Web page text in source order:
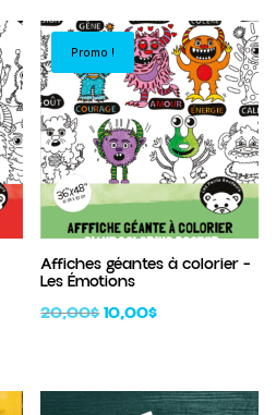
Promo !
Affiches géantes à colorier –
Les Émotions
20,00$Le
était :
10,00$Le
est :